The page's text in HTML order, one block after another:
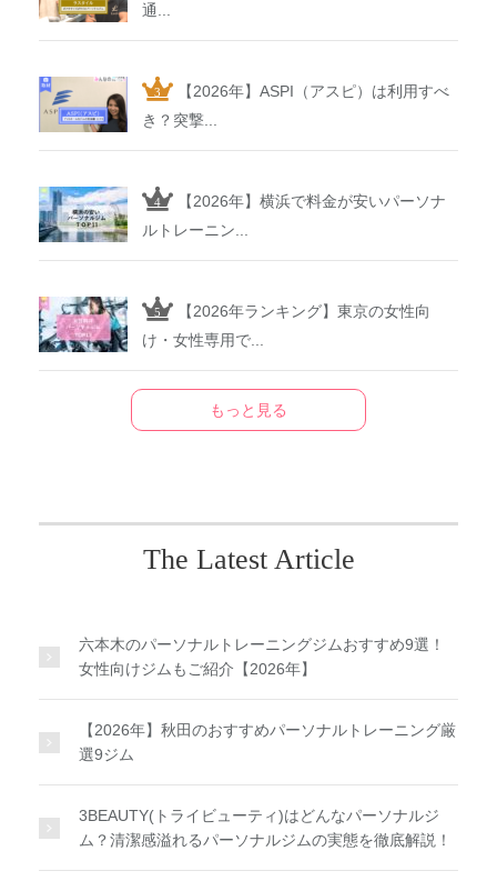
通...
【2026年】ASPI（アスピ）は利用すべ
き？突撃...
【2026年】横浜で料金が安いパーソナ
ルトレーニン...
【2026年ランキング】東京の女性向
け・女性専用で...
もっと見る
The Latest Article
六本木のパーソナルトレーニングジムおすすめ9選！
女性向けジムもご紹介【2026年】
【2026年】秋田のおすすめパーソナルトレーニング厳
選9ジム
3BEAUTY(トライビューティ)はどんなパーソナルジ
ム？清潔感溢れるパーソナルジムの実態を徹底解説！